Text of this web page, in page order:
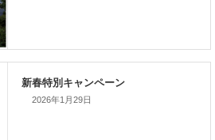
2026年1月29日